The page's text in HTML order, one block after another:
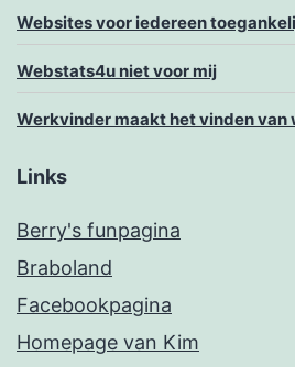
Websites voor iedereen
Webstats4u niet voor mij
Werkvinder maakt het vinden
Links
Berry's funpagina
Braboland
Facebookpagina
Homepage van Kim